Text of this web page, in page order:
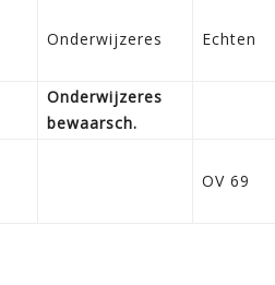
Onderwijzeres Echten
Onderwijzeres
bewaarsch.
OV 69